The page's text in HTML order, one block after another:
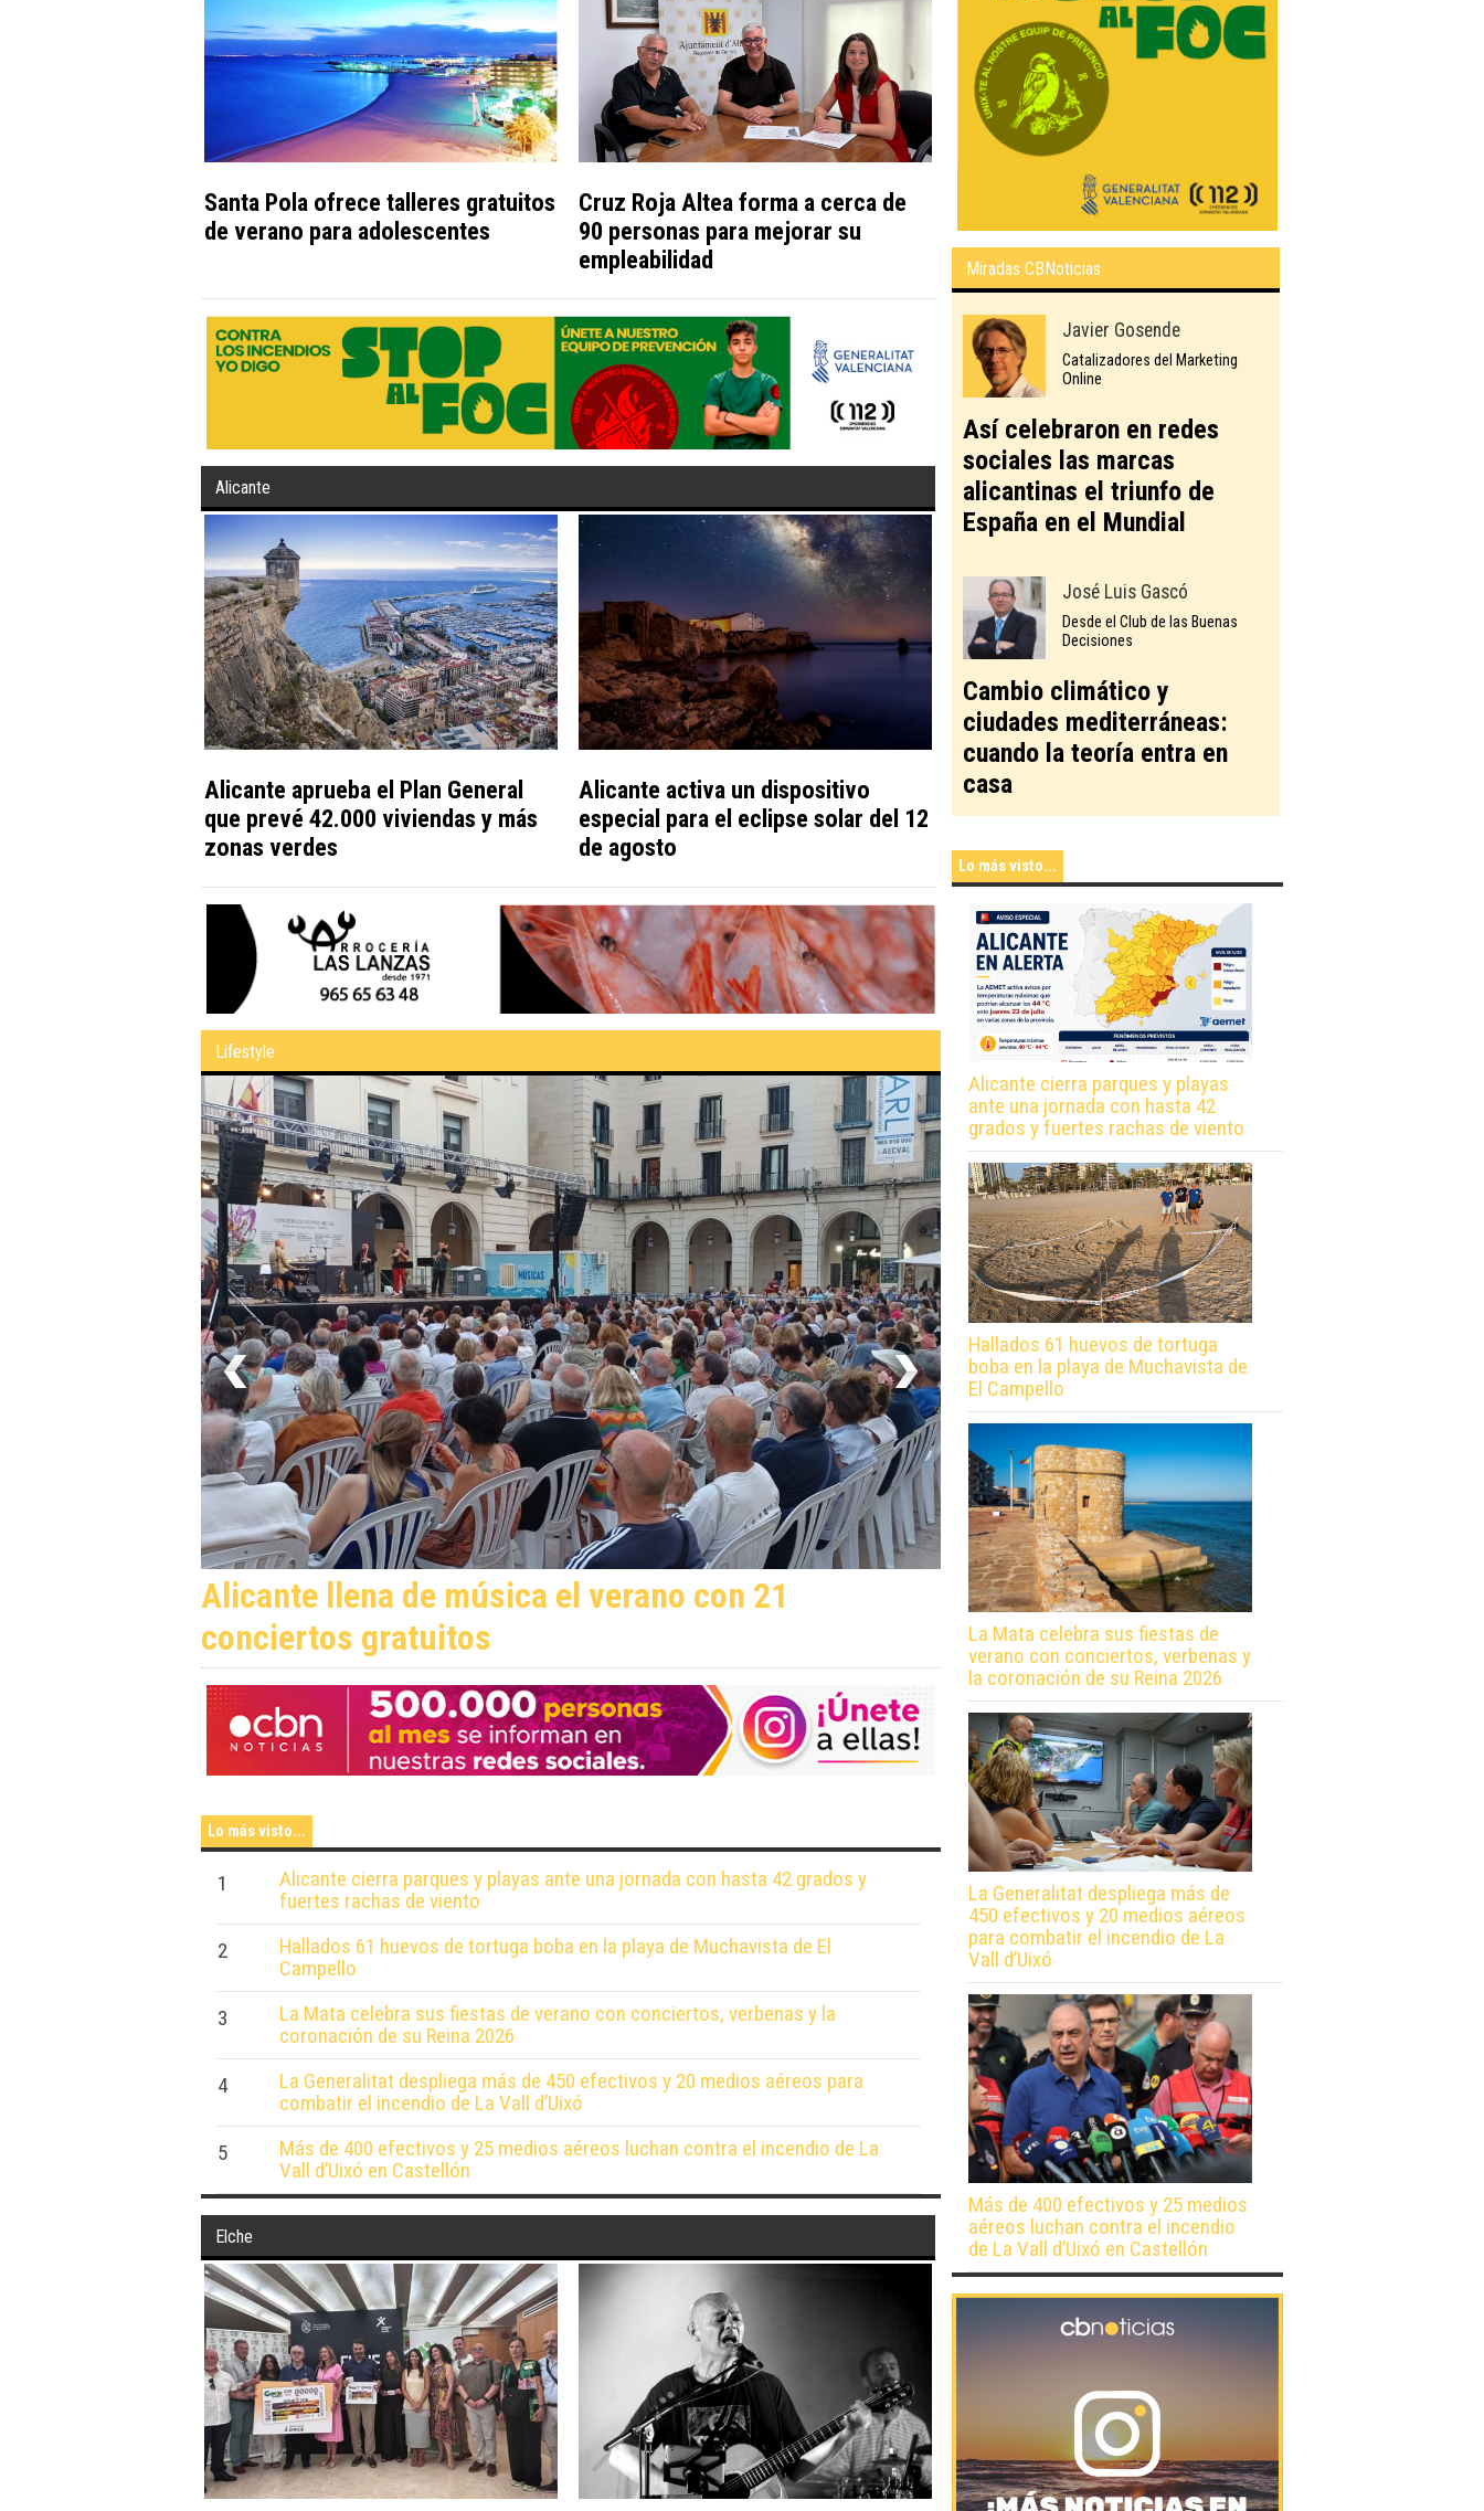
Santa Pola ofrece talleres gratuitos
de verano para adolescentes
Cruz Roja Altea forma a cerca de
90 personas para mejorar su
empleabilidad
Alicante
Alicante aprueba el Plan General
que prevé 42.000 viviendas y más
zonas verdes
Alicante activa un dispositivo
especial para el eclipse solar del 12
de agosto
Lifestyle
Alicante llena de música el verano con 21
conciertos gratuitos
Dénia: ¿La “nueva Marbella” para el
en la Costa Blanca?
Lo más visto...
1
Alicante cierra parques y playas ante una jornada con hasta 42 grados y
fuertes rachas de viento
2
Hallados 61 huevos de tortuga boba en la playa de Muchavista de El
Campello
3
La Mata celebra sus fiestas de verano con conciertos, verbenas y la
coronación de su Reina 2026
4
La Generalitat despliega más de 450 efectivos y 20 medios aéreos para
combatir el incendio de La Vall d’Uixó
5
Más de 400 efectivos y 25 medios aéreos luchan contra el incendio de La
Vall d’Uixó en Castellón
Elche
Miradas CBNoticias
Javier Gosende
Catalizadores del Marketing
Online
Así celebraron en redes
sociales las marcas
alicantinas el triunfo de
España en el Mundial
José Luis Gascó
Desde el Club de las Buenas
Decisiones
Cambio climático y
ciudades mediterráneas:
cuando la teoría entra en
casa
Lo más visto...
Alicante cierra parques y playas
ante una jornada con hasta 42
grados y fuertes rachas de viento
Hallados 61 huevos de tortuga
boba en la playa de Muchavista de
El Campello
La Mata celebra sus fiestas de
verano con conciertos, verbenas y
la coronación de su Reina 2026
La Generalitat despliega más de
450 efectivos y 20 medios aéreos
para combatir el incendio de La
Vall d’Uixó
Más de 400 efectivos y 25 medios
aéreos luchan contra el incendio
de La Vall d’Uixó en Castellón